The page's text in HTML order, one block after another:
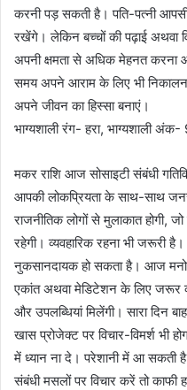
करनी पड़ सकती है। पति-पत्नी
रखेंगे। लेकिन बच्चों की पढ़ाई अथवा
अपनी क्षमता से अधिक मेहनत करना
समय अपने आराम के लिए भी
अपने जीवन का हिस्सा बनाएं।
भाग्यशाली रंग- हरा, भाग्यशाली अंक-
मकर राशि आज सोसाइटी संबंधी
आपकी लोकप्रियता के साथ-साथ
राजनीतिक लोगों से मुलाकात होगी,
रहेगी। व्यवहारिक रहना भी जरूरी
नुकसानदायक हो सकता है। आज
एकांत अथवा मेडिटेशन के लिए जरूर
और उपलब्धियां मिलेंगी। सारा दिन
खास प्रोजेक्ट पर विचार-विमर्श भी
में ध्यान ना दे। परेशानी में आ सकती
संबंधी मसलों पर विचार करें तो काफी